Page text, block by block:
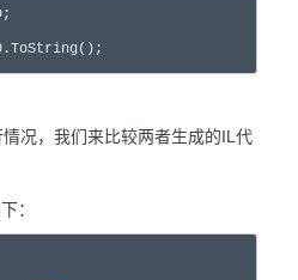
;
.ToString();
况，我们来比较两者生成的IL代
：